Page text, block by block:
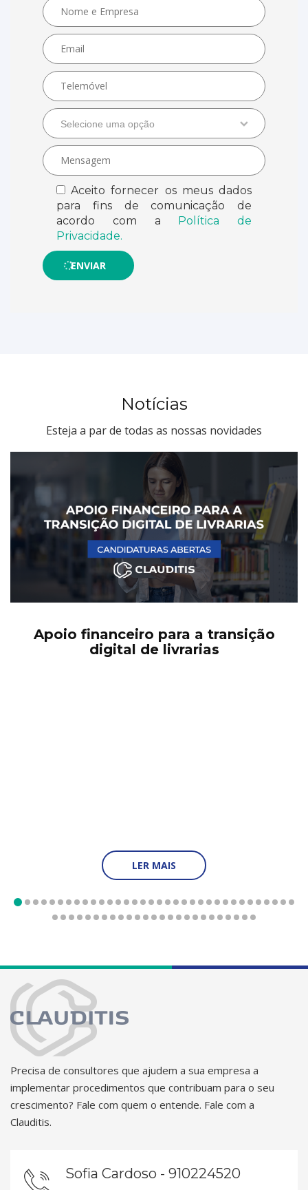
Selecione uma opção
Aceito fornecer os meus dados
para fins de comunicação de
acordo com a Política de
Privacidade.
ENVIAR
Notícias
Esteja a par de todas as nossas novidades
Apoio financeiro para a transição
digital de livrarias
LER MAIS
Precisa de consultores que ajudem a sua empresa a
implementar procedimentos que contribuam para o seu
crescimento? Fale com quem o entende. Fale com a
Clauditis.
Sofia Cardoso - 910224520